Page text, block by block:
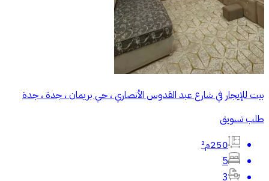
بيت للإيجار في شارع عبد القدوس الأنصاري ، حي بريمان ، جدة ، جدة
طلب تسويق
250م²
5
3